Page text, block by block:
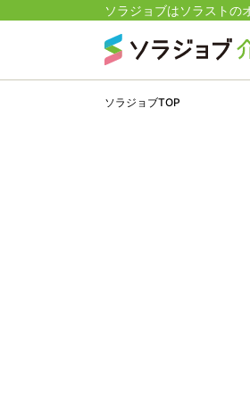
ソラジョブはソラストの
ソラジョブTOP